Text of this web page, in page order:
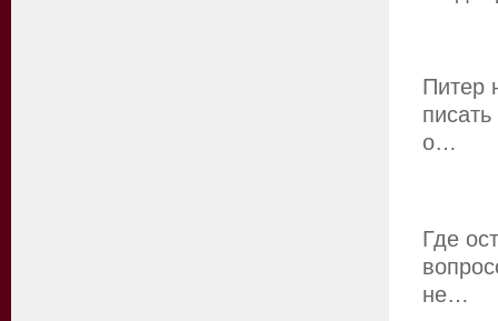
Питер
о…
Где
не…